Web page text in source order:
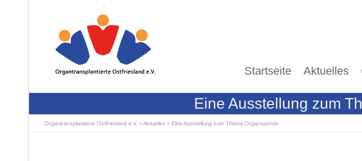
Startseite Aktuelles
Eine Ausstellung zum
Organtransplantierte Ostfriesland e.V. >Aktuelles > Eine Ausstellung zum Thema Organspende